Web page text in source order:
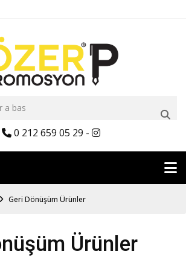
0 212 659 05 29 -
Geri Dönüşüm Ürünler
Ürünler